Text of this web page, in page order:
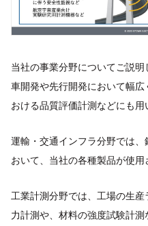
当社の事業分野についてご説
車開発や先行開発において幅
おける品質評価計測などにも用
運輸・交通インフラ分野では
おいて、当社の各種製品が使用
工業計測分野では、工場の生
力計測や、材料の強度試験計